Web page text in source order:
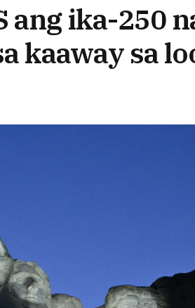
ika-250
kaaway sa